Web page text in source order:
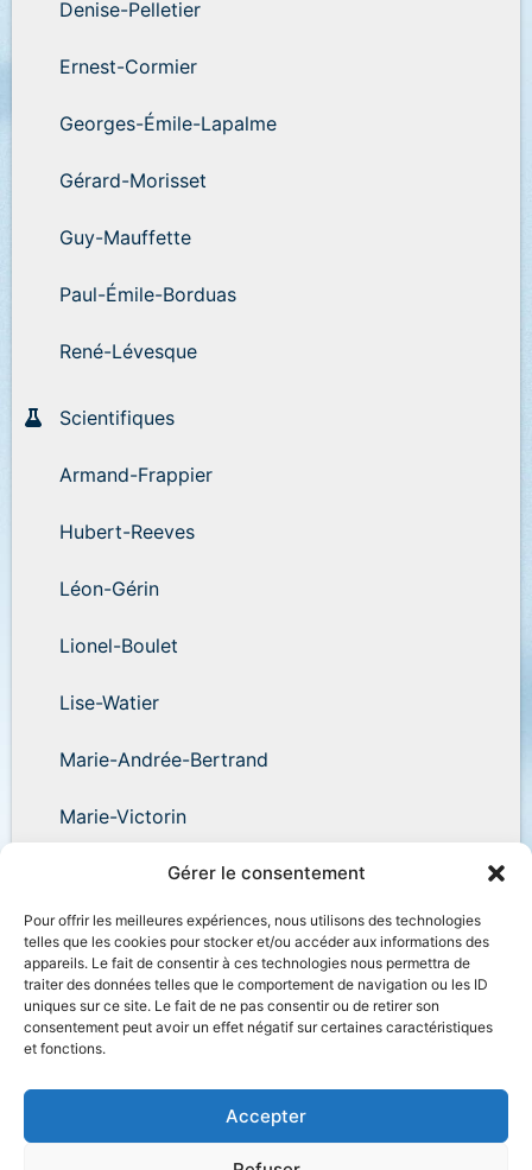
Gérer le consentement
Pour offrir les meilleures expériences, nous utilisons des technologies
telles que les cookies pour stocker et/ou accéder aux informations des
appareils. Le fait de consentir à ces technologies nous permettra de
traiter des données telles que le comportement de navigation ou les ID
uniques sur ce site. Le fait de ne pas consentir ou de retirer son
consentement peut avoir un effet négatif sur certaines caractéristiques
et fonctions.
Accepter
Denise-Pelletier
Ernest-Cormier
Georges-Émile-Lapalme
Gérard-Morisset
Guy-Mauffette
Paul-Émile-Borduas
René-Lévesque
Scientifiques
Armand-Frappier
Hubert-Reeves
Léon-Gérin
Lionel-Boulet
Lise-Watier
Marie-Andrée-Bertrand
Marie-Victorin
Wilder-Penfield
Accessibilité Plan du site Salle de presse
Nous joindre